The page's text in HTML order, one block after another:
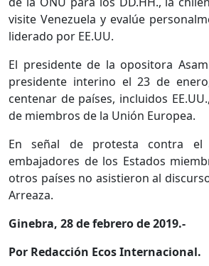
visite Venezuela y evalúe
liderado por EE.UU.
El presidente de la opositora
presidente interino el 23 de
centenar de países, incluidos
de miembros de la Unión Europea.
En señal de protesta contra el
embajadores de los Estados
otros países no asistieron al
Arreaza.
Ginebra, 28 de febrero de 2019.-
Por Redacción Ecos Internacional.